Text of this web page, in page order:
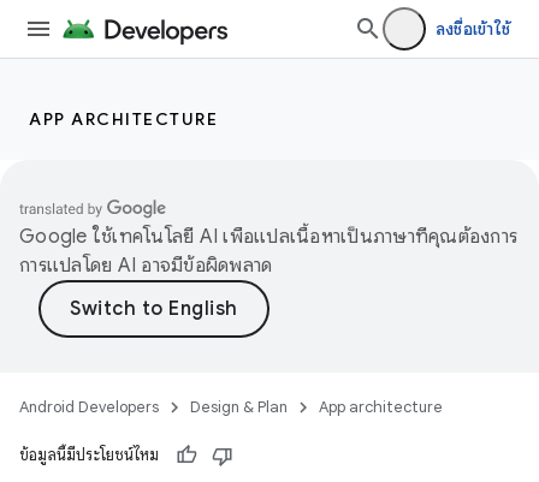
ลงชื่อเข้าใช้
APP ARCHITECTURE
Google ใช้เทคโนโลยี AI เพื่อแปลเนื้อหาเป็นภาษาที่คุณต้องการ
การแปลโดย AI อาจมีข้อผิดพลาด
Android Developers Design & Plan App architecture
ข้อมูลนี้มีประโยชน์ไหม